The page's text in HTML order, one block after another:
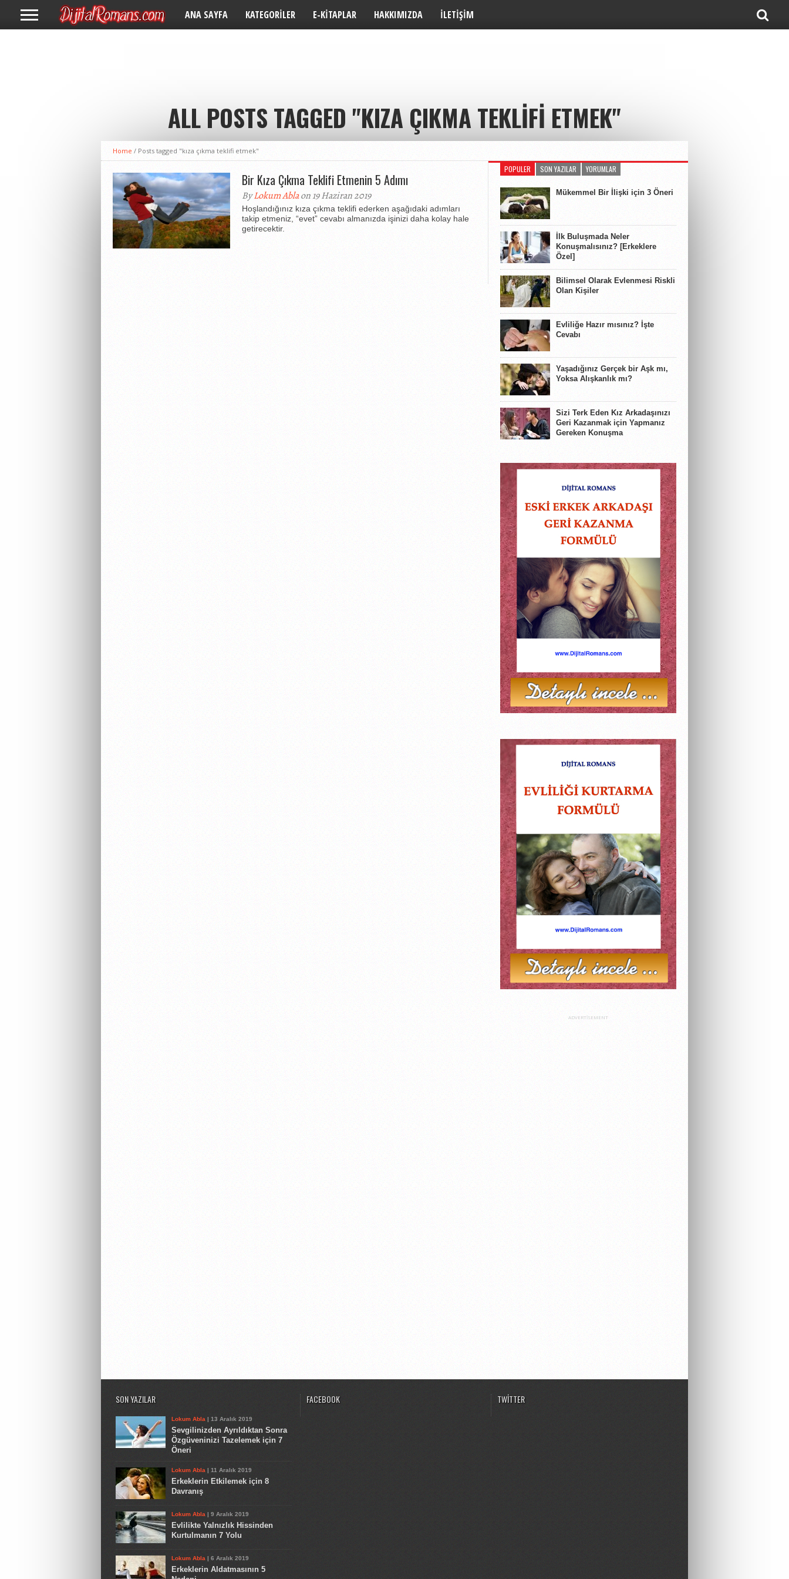
ANA SAYFA KATEGORILER E-KITAPLAR HAKKIMIZDA İLETIŞIM
ALL POSTS TAGGED "KIZA ÇIKMA TEKLIFI ETMEK"
Home / Posts tagged "kıza çıkma teklifi etmek"
Bir Kıza Çıkma Teklifi Etmenin 5 Adımı
ByLokum Ablaon 19 Haziran 2019
Hoşlandığınız kıza çıkma teklifi ederken aşağıdaki adımları
takip etmeniz, “evet” cevabı almanızda işinizi daha kolay hale
getirecektir.
POPULER SON YAZILAR YORUMLAR
Mükemmel Bir İlişki için 3 Öneri
İlk Buluşmada Neler
Konuşmalısınız? [Erkeklere
Özel]
Bilimsel Olarak Evlenmesi Riskli
Olan Kişiler
Evliliğe Hazır mısınız? İşte
Cevabı
Yaşadığınız Gerçek bir Aşk mı,
Yoksa Alışkanlık mı?
Sizi Terk Eden Kız Arkadaşınızı
Geri Kazanmak için Yapmanız
Gereken Konuşma
ADVERTISEMENT
SON YAZILAR
Lokum Abla | 13 Aralık 2019
Sevgilinizden Ayrıldıktan Sonra
Özgüveninizi Tazelemek için 7
Öneri
Lokum Abla | 11 Aralık 2019
Erkeklerin Etkilemek için 8
Davranış
Lokum Abla | 9 Aralık 2019
Evlilikte Yalnızlık Hissinden
Kurtulmanın 7 Yolu
Lokum Abla | 6 Aralık 2019
Erkeklerin Aldatmasının 5
FACEBOOK TWITTER